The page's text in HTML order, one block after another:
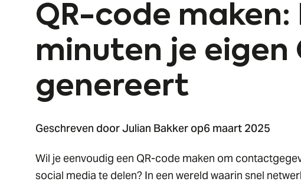
QR-code maken:
minuten je eigen
genereert
Geschreven door Julian Bakker op6 maart 2025
Wil je eenvoudig een QR-code maken om
social media te delen? In een wereld waarin snel